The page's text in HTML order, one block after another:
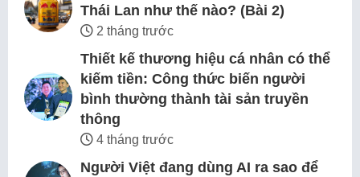
Thái Lan như thế nào? (Bài 2)
2 tháng trước
Thiết kế thương hiệu cá nhân có thể
kiếm tiền: Công thức biến người
bình thường thành tài sản truyền
thông
4 tháng trước
Người Việt đang dùng AI ra sao để